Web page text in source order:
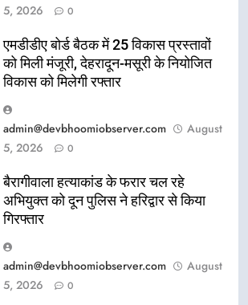
5, 2026
0
एमडीडीए बोर्ड बैठक में 25 विकास प्रस्तावों
को मिली मंजूरी, देहरादून-मसूरी के नियोजित
विकास को मिलेगी रफ्तार
admin@devbhoomiobserver.com
August
5, 2026
0
बैरागीवाला हत्याकांड के फरार चल रहे
अभियुक्त को दून पुलिस ने हरिद्वार से किया
गिरफ्तार
admin@devbhoomiobserver.com
August
5, 2026
0